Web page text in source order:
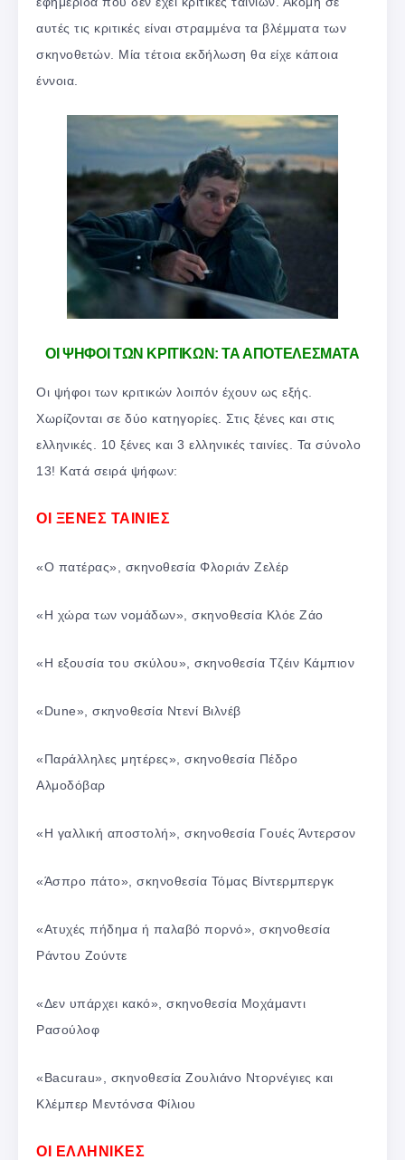
αυτές τις κριτικές είναι στραμμένα τα βλέμματα των
σκηνοθετών. Μία τέτοια εκδήλωση θα είχε κάποια
έννοια.
ΟΙ ΨΗΦΟΙ ΤΩΝ ΚΡΙΤΙΚΩΝ: ΤΑ ΑΠΟΤΕΛΕΣΜΑΤΑ
Οι ψήφοι των κριτικών λοιπόν έχουν ως εξής.
Χωρίζονται σε δύο κατηγορίες. Στις ξένες και στις
ελληνικές. 10 ξένες και 3 ελληνικές ταινίες. Τα σύνολο
13! Κατά σειρά ψήφων:
ΟΙ ΞΕΝΕΣ ΤΑΙΝΙΕΣ
«Ο πατέρας», σκηνοθεσία Φλοριάν Ζελέρ
«Η χώρα των νομάδων», σκηνοθεσία Κλόε Ζάο
«Η εξουσία του σκύλου», σκηνοθεσία Τζέιν Κάμπιον
«Dune», σκηνοθεσία Ντενί Βιλνέβ
«Παράλληλες μητέρες», σκηνοθεσία Πέδρο
Αλμοδόβαρ
«Η γαλλική αποστολή», σκηνοθεσία Γουές Άντερσον
«Άσπρο πάτο», σκηνοθεσία Τόμας Βίντερμπεργκ
«Ατυχές πήδημα ή παλαβό πορνό», σκηνοθεσία
Ράντου Ζούντε
«Δεν υπάρχει κακό», σκηνοθεσία Μοχάμαντι
Ρασούλοφ
«Bacurau», σκηνοθεσία Ζουλιάνο Ντορνέγιες και
Κλέμπερ Μεντόνσα Φίλιου
ΟΙ ΕΛΛΗΝΙΚΕΣ